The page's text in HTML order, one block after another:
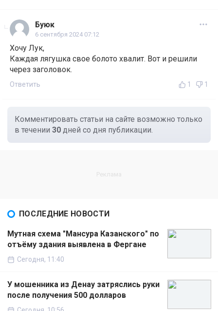
Буюк
6 сентября 2024 07:12
Хочу Лук,
Каждая лягушка свое болото хвалит. Вот и решили
через заголовок.
Ответить 1 1
Комментировать статьи на сайте возможно только
в течении 30 дней со дня публикации.
ПОСЛЕДНИЕ НОВОСТИ
Мутная схема "Мансура Казанского" по
отъёму здания выявлена в Фергане
Сегодня, 11:40
У мошенника из Денау затряслись руки
после получения 500 долларов